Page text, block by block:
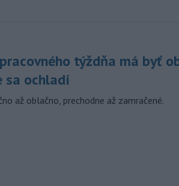
týždňa má byť
sa ochladí
až oblačno, prechodne až zamračené.